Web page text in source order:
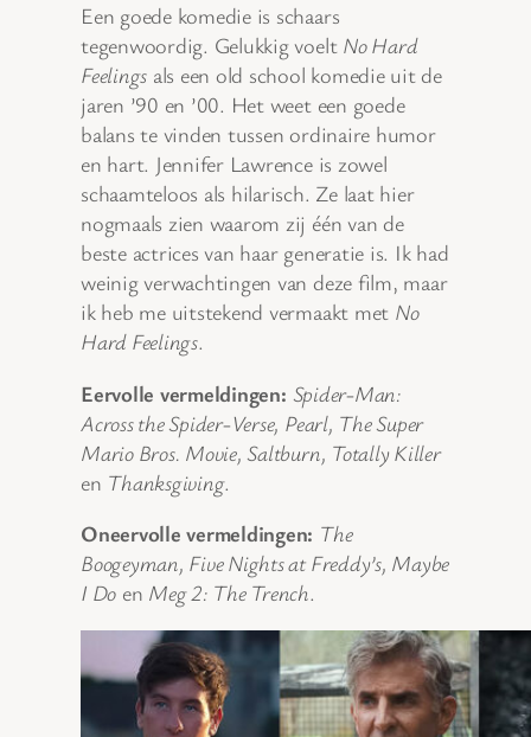
Een goede komedie is schaars
tegenwoordig. Gelukkig voelt No Hard
Feelings als een old school komedie uit de
jaren ’90 en ’00. Het weet een goede
balans te vinden tussen ordinaire humor
en hart. Jennifer Lawrence is zowel
schaamteloos als hilarisch. Ze laat hier
nogmaals zien waarom zij één van de
beste actrices van haar generatie is. Ik had
weinig verwachtingen van deze film, maar
ik heb me uitstekend vermaakt met No
Hard Feelings.
Eervolle vermeldingen: Spider-Man:
Across the Spider-Verse, Pearl, The Super
Mario Bros. Movie, Saltburn, Totally Killer
en Thanksgiving.
Oneervolle vermeldingen: The
Boogeyman, Five Nights at Freddy’s, Maybe
I Do en Meg 2: The Trench.